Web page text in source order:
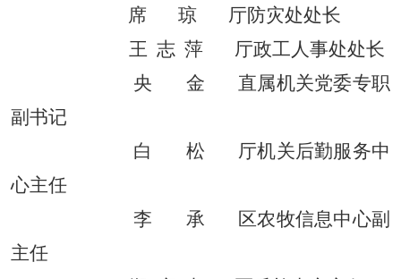
席
琼
厅防灾处处长
王 志 萍 厅政工人事处处长
央
金
直属机关党委专职
副书记
白
松 厅机关后勤服务中
心主任
李
承
区农牧信息中心副
主任